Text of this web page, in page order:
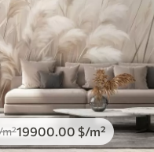
19900.00 $/m²